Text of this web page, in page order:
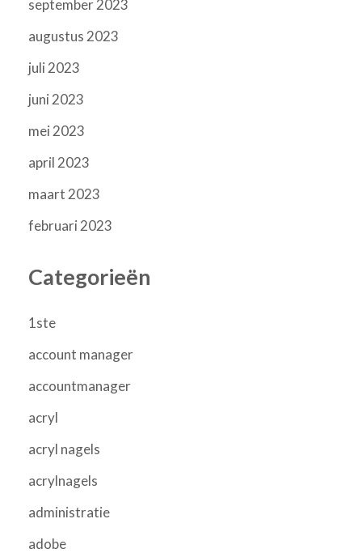
september 2023
augustus 2023
juli 2023
juni 2023
mei 2023
april 2023
maart 2023
februari 2023
Categorieën
1ste
account manager
accountmanager
acryl
acryl nagels
acrylnagels
administratie
adobe